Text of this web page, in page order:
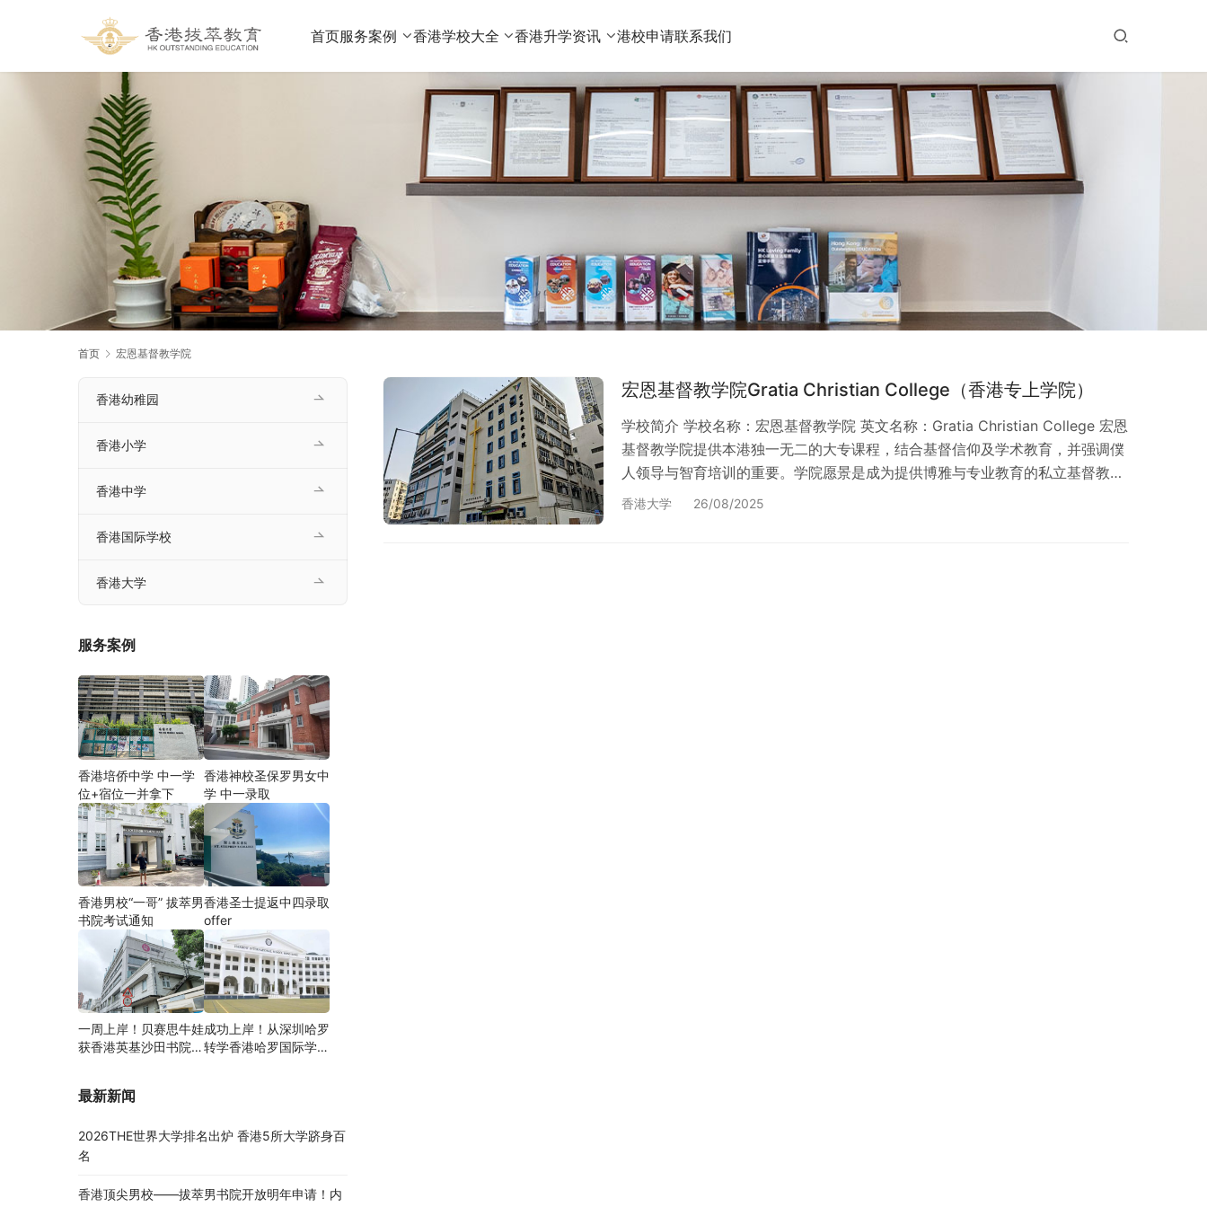
首页服务案例 香港学校大全 香港升学资讯 港校申请联系我们
首页 宏恩基督教学院
宏恩基督教学院Gratia Christian College（香港专上学院）
学校简介 学校名称：宏恩基督教学院 英文名称：Gratia Christian College 宏恩
基督教学院提供本港独一无二的大专课程，结合基督信仰及学术教育，并强调僕
人领导与智育培训的重要。学院愿景是成为提供博雅与专业教育的私立基督教大
学，培育具备能力及爱心的僕人领袖，服务中国及世界各地。学院致力培育学生
香港大学 26/08/2025
香港幼稚园
香港小学
香港中学
香港国际学校
香港大学
服务案例
香港培侨中学 中一学
位+宿位一并拿下
香港神校圣保罗男女中
学 中一录取
香港男校“一哥” 拔萃男
书院考试通知
香港圣士提返中四录取
offer
一周上岸！贝赛思牛娃
获香港英基沙田书院录
成功上岸！从深圳哈罗
转学香港哈罗国际学
最新新闻
2026THE世界大学排名出炉 香港5所大学跻身百
名
香港顶尖男校——拔萃男书院开放明年申请！内